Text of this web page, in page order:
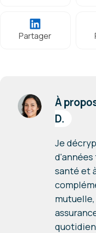
Partager
À
D.
Je
santé et